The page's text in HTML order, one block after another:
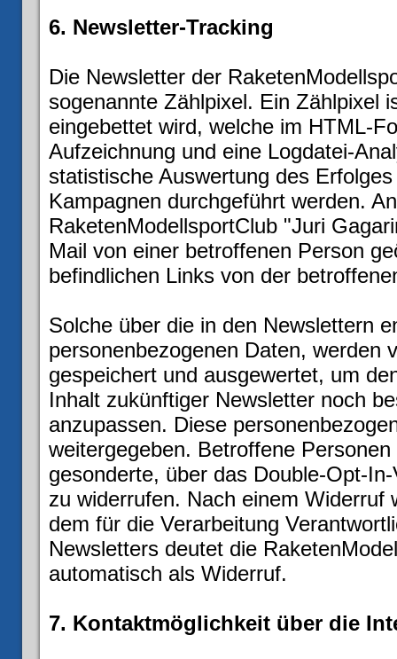
6. Newsletter-Tracking
Die Newsletter der
sogenannte Zählpixel. Ein Zählpixel
eingebettet wird, welche im HTML-
Aufzeichnung und eine Logdatei-
statistische Auswertung des
Kampagnen durchgeführt werden.
RaketenModellsportClub "Juri
Mail von einer betroffenen Person
befindlichen Links von der
Solche über die in den Newslettern
personenbezogenen Daten, werden
gespeichert und ausgewertet, um
Inhalt zukünftiger Newsletter noch
anzupassen. Diese
weitergegeben. Betroffene
gesonderte, über das Double-Opt-
zu widerrufen. Nach einem Widerruf
dem für die Verarbeitung
Newsletters deutet die
automatisch als Widerruf.
7. Kontaktmöglichkeit über die